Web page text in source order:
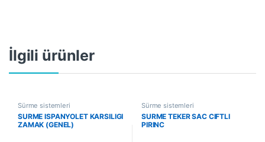
İlgili ürünler
Sürme sistemleri
SURME ISPANYOLET KARSILIGI
ZAMAK (GENEL)
Sürme sistemleri
SURME TEKER SAC CIFTLI
PIRINC